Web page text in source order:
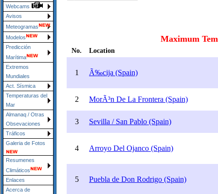
Webcams
Avisos
Meteogramas
Modelos
Predicción
Marítima
Extremos
Mundiales
Act. Sísmica
Temperaturas del
Mar
Almanaq / Otras
Obsevaciones
Tráficos
Galeria de Fotos
Resumenes
Climáticos
Enlaces
Acerca de